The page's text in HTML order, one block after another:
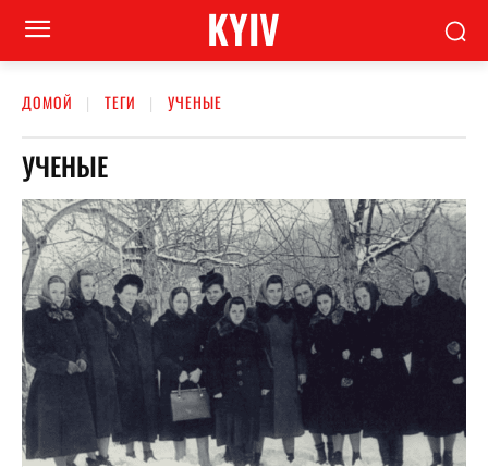
KYIV
ДОМОЙ ТЕГИ УЧЕНЫЕ
УЧЕНЫЕ